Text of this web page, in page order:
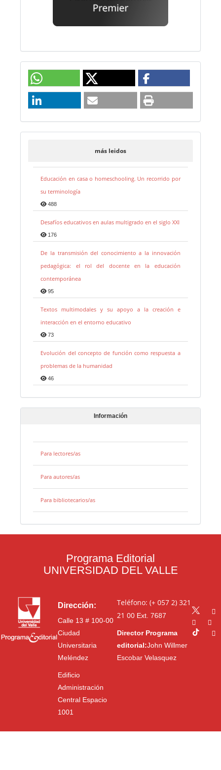
más leidos
Educación en casa o homeschooling. Un recorrido por
su terminología
488
Desafíos educativos en aulas multigrado en el siglo XXI
176
De la transmisión del conocimiento a la innovación
pedagógica: el rol del docente en la educación
contemporánea
95
Textos multimodales y su apoyo a la creación e
interacción en el entorno educativo
73
Evolución del concepto de función como respuesta a
problemas de la humanidad
46
Información
Para lectores/as
Para autores/as
Para bibliotecarios/as
Programa Editorial
UNIVERSIDAD DEL VALLE
Dirección:
Calle 13 # 100-00
Ciudad
Universitaria
Meléndez
Edificio
Administración
Central Espacio
1001
Teléfono: (+ 057 2) 321
21 00Ext. 7687
Director Programa
editorial:John Willmer
Escobar Velasquez